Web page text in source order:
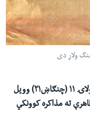
ولاړ دی
د اسرائیل مقاماتو د پنجشنبې په ورځ جولاۍ ۱۱ (چنګاښ۲۱) وویل
ته مذاکره کوونکي